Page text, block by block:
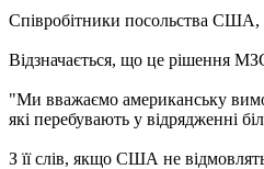
Співробітники посольства США,
Відзначається, що це рішення
"Ми вважаємо американську
які перебувають у відрядженні
З її слів, якщо США не